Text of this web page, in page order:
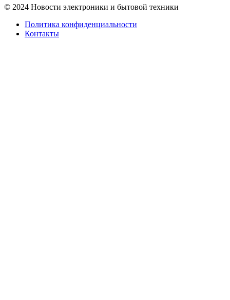
© 2024 Новости электроники и бытовой техники
Политика конфиденциальности
Контакты